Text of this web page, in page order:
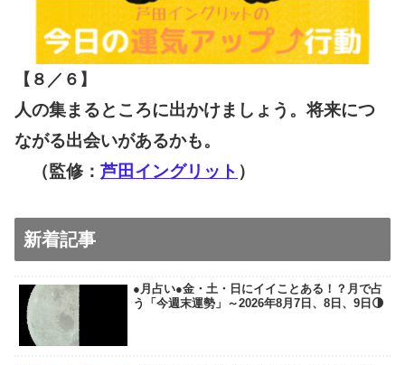
【８／６ 】
人の集まるところに出かけましょう。将来につ
ながる出会いがあるかも。
（監修： 芦田イングリット ）
新着記事
●月占い●金・土・日にイイことある！？月で占
う「今週末運勢」～2026年8月7日、8日、9日🌗